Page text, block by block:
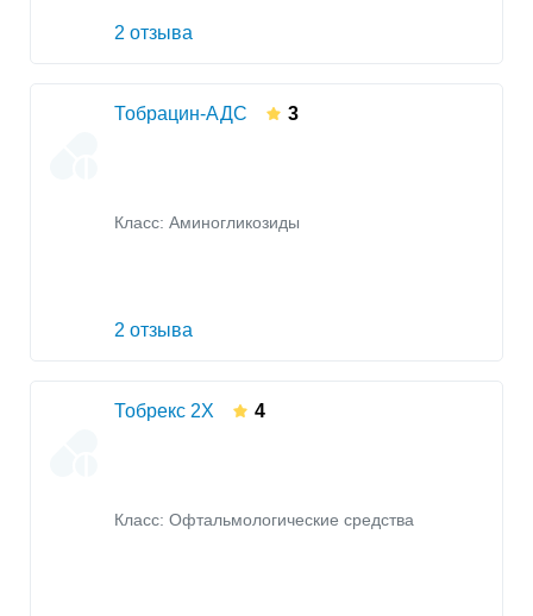
2 отзыва
Тобрацин-АДС 3
Класс: Аминогликозиды
2 отзыва
Тобрекс 2Х 4
Класс: Офтальмологические средства